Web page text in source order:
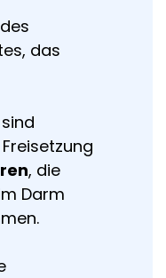
das
, die
Darm